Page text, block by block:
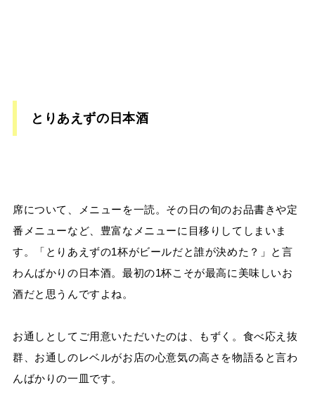
とりあえずの日本酒
席について、メニューを一読。その日の旬のお品書きや定
番メニューなど、豊富なメニューに目移りしてしまいま
す。「とりあえずの1杯がビールだと誰が決めた？」と言
わんばかりの日本酒。最初の1杯こそが最高に美味しいお
酒だと思うんですよね。
お通しとしてご用意いただいたのは、もずく。食べ応え抜
群、お通しのレベルがお店の心意気の高さを物語ると言わ
んばかりの一皿です。